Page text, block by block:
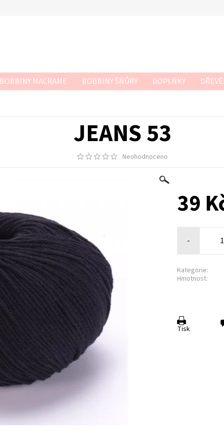
BOBBINY MACRAME BOBBINY ŠŇŮRY DOPLŇKY
JEANS 53
Neohodnoceno
39
-
Kategorie:
Hmotnost:
Tisk